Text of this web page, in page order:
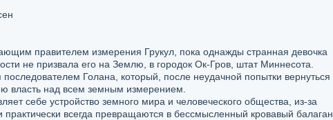
правителем измерения Грукул, пока однажды странная девочка
не призвала его на Землю, в городок Ок-Гров, штат Миннесота.
последователем Голана, который, после неудачной попытки вернуться
власть над всем земным измерением.
себе устройство земного мира и человеческого общества, из-за
всегда превращаются в бессмысленный кровавый балаган.